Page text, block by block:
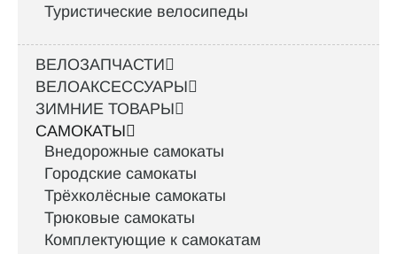
Туристические велосипеды
ВЕЛОЗАПЧАСТИ
ВЕЛОАКСЕССУАРЫ
ЗИМНИЕ ТОВАРЫ
САМОКАТЫ
Внедорожные самокаты
Городские самокаты
Трёхколёсные самокаты
Трюковые самокаты
Комплектующие к самокатам